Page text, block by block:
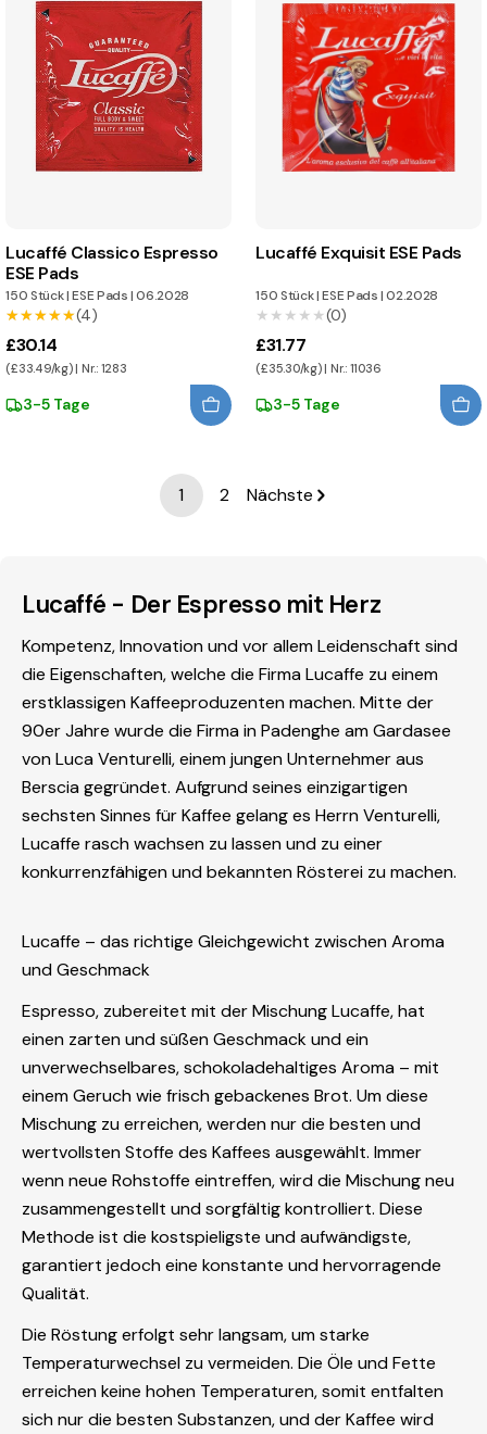
Lucaffé Classico Espresso
ESE Pads
150 Stück|ESE Pads|06.2028
★★★★★
★★★★★(4)
£30.14
(£33.49/kg) | Nr.: 1283
3-5 Tage
Lucaffé Exquisit ESE Pads
150 Stück|ESE Pads|02.2028
★★★★★
★★★★★(0)
£31.77
(£35.30/kg) | Nr.: 11036
3-5 Tage
1 2 Nächste
Lucaffé - Der Espresso mit Herz
Kompetenz, Innovation und vor allem Leidenschaft sind
die Eigenschaften, welche die Firma Lucaffe zu einem
erstklassigen Kaffeeproduzenten machen. Mitte der
90er Jahre wurde die Firma in Padenghe am Gardasee
von Luca Venturelli, einem jungen Unternehmer aus
Berscia gegründet. Aufgrund seines einzigartigen
sechsten Sinnes für Kaffee gelang es Herrn Venturelli,
Lucaffe rasch wachsen zu lassen und zu einer
konkurrenzfähigen und bekannten Rösterei zu machen.
Lucaffe – das richtige Gleichgewicht zwischen Aroma
und Geschmack
Espresso, zubereitet mit der Mischung Lucaffe, hat
einen zarten und süßen Geschmack und ein
unverwechselbares, schokoladehaltiges Aroma – mit
einem Geruch wie frisch gebackenes Brot. Um diese
Mischung zu erreichen, werden nur die besten und
wertvollsten Stoffe des Kaffees ausgewählt. Immer
wenn neue Rohstoffe eintreffen, wird die Mischung neu
zusammengestellt und sorgfältig kontrolliert. Diese
Methode ist die kostspieligste und aufwändigste,
garantiert jedoch eine konstante und hervorragende
Qualität.
Die Röstung erfolgt sehr langsam, um starke
Temperaturwechsel zu vermeiden. Die Öle und Fette
erreichen keine hohen Temperaturen, somit entfalten
sich nur die besten Substanzen, und der Kaffee wird